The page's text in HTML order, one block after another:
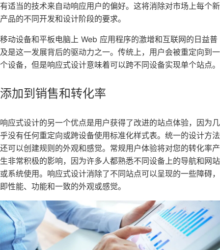
有适当的技术来自动响应用户的偏好。这将消除对市场上每个新
产品的不同开发和设计阶段的要求。
移动设备和平板电脑上 Web 应用程序的激增和互联网的日益普
及是这一发展背后的驱动力之一。传统上，用户会被重定向到一
个设备，但是响应式设计意味着可以跨不同设备实现单个站点。
添加到销售和转化率
响应式设计的另一个优点是用户获得了改进的站点体验，因为几
乎没有任何重定向或跨设备使用标准化样式表。统一的设计方法
还可以创建规则的外观和感觉。常规用户体验将对您的转化率产
生非常积极的影响，因为许多人都熟悉不同设备上的导航和网站
或系统使用。响应式设计消除了不同站点可以呈现的一些障碍，
即性能、功能和一致的外观或感觉。